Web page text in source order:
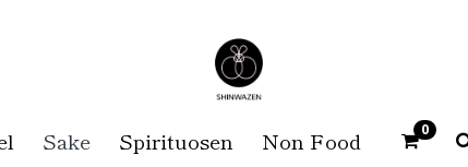
Sake Spirituosen Non Food 0